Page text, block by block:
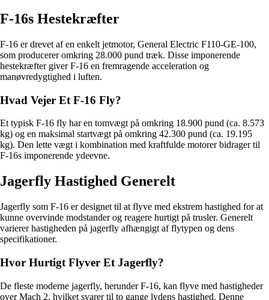
F-16s Hestekræfter
F-16 er drevet af en enkelt jetmotor, General Electric F110-GE-100,
som producerer omkring 28.000 pund træk. Disse imponerende
hestekræfter giver F-16 en fremragende acceleration og
manøvredygtighed i luften.
Hvad Vejer Et F-16 Fly?
Et typisk F-16 fly har en tomvægt på omkring 18.900 pund (ca. 8.573
kg) og en maksimal startvægt på omkring 42.300 pund (ca. 19.195
kg). Den lette vægt i kombination med kraftfulde motorer bidrager til
F-16s imponerende ydeevne.
Jagerfly Hastighed Generelt
Jagerfly som F-16 er designet til at flyve med ekstrem hastighed for at
kunne overvinde modstander og reagere hurtigt på trusler. Generelt
varierer hastigheden på jagerfly afhængigt af flytypen og dens
specifikationer.
Hvor Hurtigt Flyver Et Jagerfly?
De fleste moderne jagerfly, herunder F-16, kan flyve med hastigheder
over Mach 2, hvilket svarer til to gange lydens hastighed. Denne